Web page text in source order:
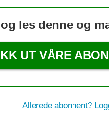
les denne og
UT VÅRE
Allerede abonnent?